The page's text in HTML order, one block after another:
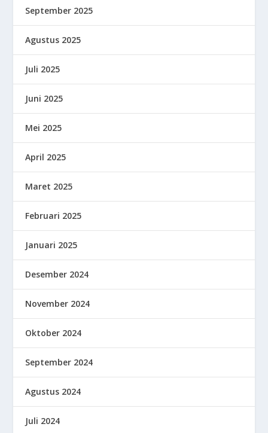
September 2025
Agustus 2025
Juli 2025
Juni 2025
Mei 2025
April 2025
Maret 2025
Februari 2025
Januari 2025
Desember 2024
November 2024
Oktober 2024
September 2024
Agustus 2024
Juli 2024